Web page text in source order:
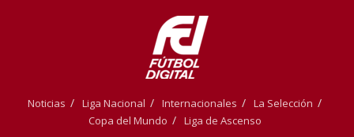
Noticias Liga Nacional Internacionales
La Selección
Copa del Mundo
Liga de Ascenso